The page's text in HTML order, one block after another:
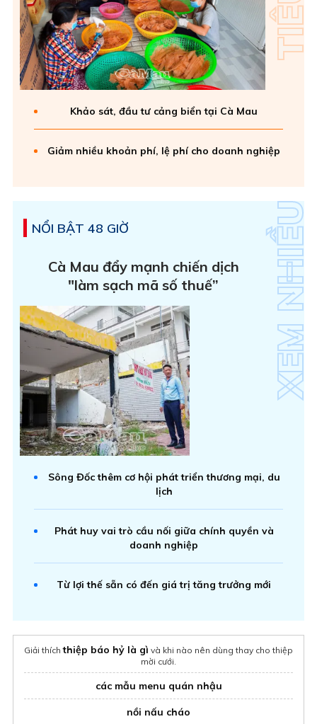
Khảo sát, đầu tư cảng biển tại Cà Mau
Giảm nhiều khoản phí, lệ phí cho doanh nghiệp
NỔI BẬT 48 GIỜ
Cà Mau đẩy mạnh chiến dịch
"làm sạch mã số thuế”
Sông Đốc thêm cơ hội phát triển thương mại, du
lịch
Phát huy vai trò cầu nối giữa chính quyền và
doanh nghiệp
Từ lợi thế sẵn có đến giá trị tăng trưởng mới
Giải thíchthiệp báo hỷ là gì và khi nào nên dùng thay cho thiệp
mời cưới.
các mẫu menu quán nhậu
nồi nấu cháo